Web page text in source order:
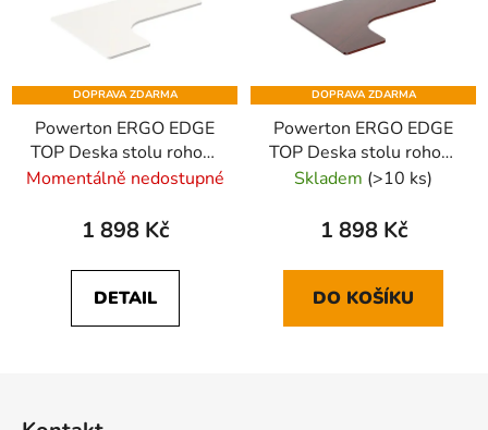
DOPRAVA ZDARMA
Powerton ERGO EDGE
TOP Deska stolu rohová
160x110-60x2,5 cm,
Momentálně nedostupné
1 898 Kč
DETAIL
DOPRAVA ZDARMA
Powerton ERGO EDGE
TOP Deska stolu rohová
160x110-60x2,5 cm,
Skladem (>10 ks)
1 898 Kč
DO KOŠÍKU